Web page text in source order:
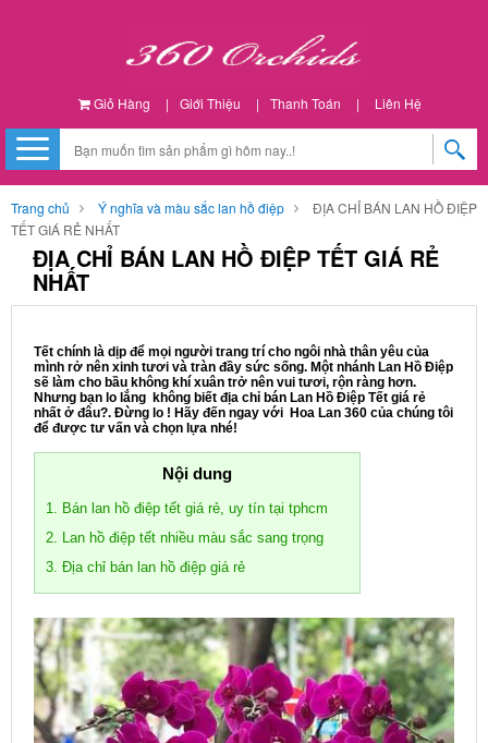
Giỏ Hàng | Giới Thiệu | Thanh Toán | Liên Hệ
Trang chủ Ý nghĩa và màu sắc lan hồ điệp
ĐỊA CHỈ BÁN LAN HỒ ĐIỆP
TẾT GIÁ RẺ NHẤT
ĐỊA CHỈ BÁN LAN HỒ ĐIỆP TẾT GIÁ RẺ
NHẤT
Tết chính là dịp để mọi người trang trí cho ngôi nhà thân yêu của
mình rở nên xinh tươi và tràn đầy sức sống. Một nhánh Lan Hồ Điệp
sẽ làm cho bầu không khí xuân trở nên vui tươi, rộn ràng hơn.
Nhưng bạn lo lắng không biết địa chỉ bán Lan Hồ Điệp Tết giá rẻ
nhất ở đâu?. Đừng lo ! Hãy đến ngay với Hoa Lan 360 của chúng tôi
để được tư vấn và chọn lựa nhé!
Nội dung
1. Bán lan hồ điệp tết giá rẻ, uy tín tại tphcm
2. Lan hồ điệp tết nhiều màu sắc sang trọng
3. Địa chỉ bán lan hồ điệp giá rẻ